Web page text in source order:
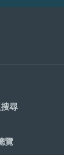
尋
覽